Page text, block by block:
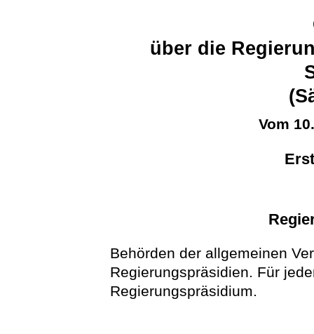
über die
Vom
Behörden der allgemeinen
Regierungspräsidien. Für
Regierungspräsidium.